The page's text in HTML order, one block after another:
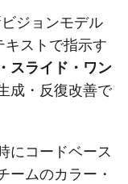
ジョンモデル
キストで指示す
スライド・ワン
成・反復改善で
にコードベース
ームのカラー・